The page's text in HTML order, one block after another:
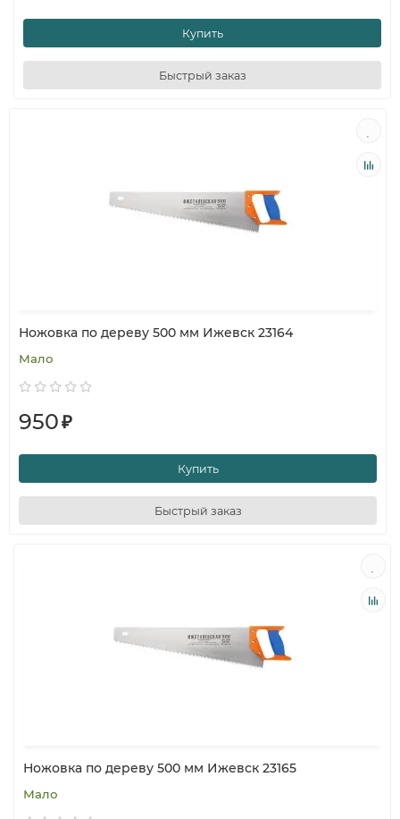
Купить
Быстрый заказ
Ножовка по дереву 500 мм Ижевск 23164
Мало
950₽
Купить
Быстрый заказ
Ножовка по дереву 500 мм Ижевск 23165
Мало